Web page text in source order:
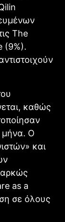
The
(9%).
καθώς
μήνα. Ο
και
as a
σε όλους